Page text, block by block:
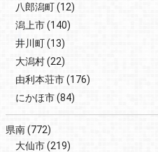
八郎潟町(12)
潟上市(140)
井川町(13)
大潟村(22)
由利本荘市(176)
にかほ市(84)
県南(772)
大仙市(219)